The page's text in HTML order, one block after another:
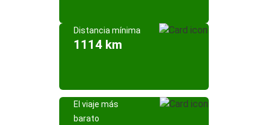
Distancia mínima
1114 km
El viaje más
barato